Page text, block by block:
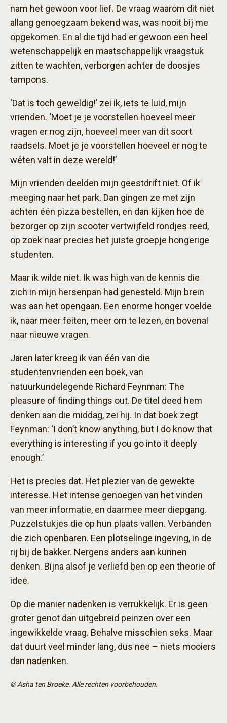
nam het gewoon voor lief. De vraag waarom dit niet
allang genoegzaam bekend was, was nooit bij me
opgekomen. En al die tijd had er gewoon een heel
wetenschappelijk en maatschappelijk vraagstuk
zitten te wachten, verborgen achter de doosjes
tampons.
‘Dat is toch geweldig!’ zei ik, iets te luid, mijn
vrienden. ‘Moet je je voorstellen hoeveel meer
vragen er nog zijn, hoeveel meer van dit soort
raadsels. Moet je je voorstellen hoeveel er nog te
wéten valt in deze wereld!’
Mijn vrienden deelden mijn geestdrift niet. Of ik
meeging naar het park. Dan gingen ze met zijn
achten één pizza bestellen, en dan kijken hoe de
bezorger op zijn scooter vertwijfeld rondjes reed,
op zoek naar precies het juiste groepje hongerige
studenten.
Maar ik wilde niet. Ik was high van de kennis die
zich in mijn hersenpan had genesteld. Mijn brein
was aan het opengaan. Een enorme honger voelde
ik, naar meer feiten, meer om te lezen, en bovenal
naar nieuwe vragen.
Jaren later kreeg ik van één van die
studentenvrienden een boek, van
natuurkundelegende Richard Feynman: The
pleasure of finding things out. De titel deed hem
denken aan die middag, zei hij. In dat boek zegt
Feynman: ‘I don’t know anything, but I do know that
everything is interesting if you go into it deeply
enough.’
Het is precies dat. Het plezier van de gewekte
interesse. Het intense genoegen van het vinden
van meer informatie, en daarmee meer diepgang.
Puzzelstukjes die op hun plaats vallen. Verbanden
die zich openbaren. Een plotselinge ingeving, in de
rij bij de bakker. Nergens anders aan kunnen
denken. Bijna alsof je verliefd ben op een theorie of
idee.
Op die manier nadenken is verrukkelijk. Er is geen
groter genot dan uitgebreid peinzen over een
ingewikkelde vraag. Behalve misschien seks. Maar
dat duurt veel minder lang, dus nee – niets mooiers
dan nadenken.
© Asha ten Broeke. Alle rechten voorbehouden.